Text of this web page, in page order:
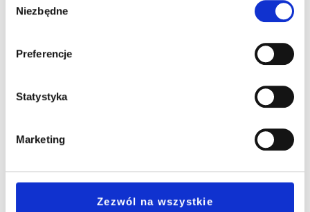
zgody
Niezbędne
Preferencje
Statystyka
Marketing
Zezwól na wszystkie
specjalistów z zakresu dydaktyki pracujących dla i w Collegu